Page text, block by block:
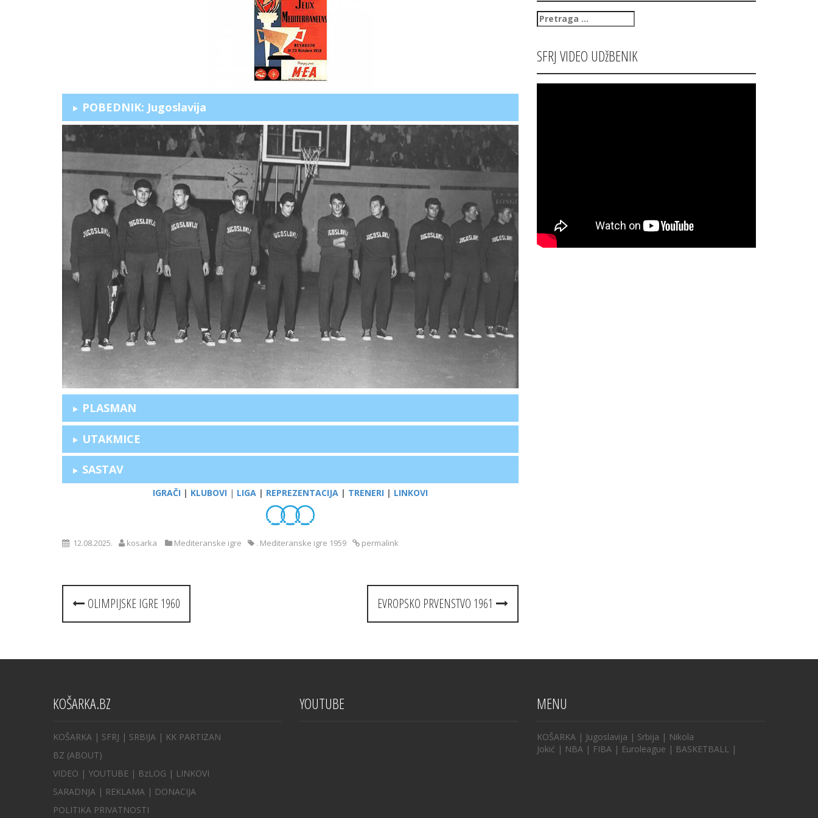
POBEDNIK: Jugoslavija
PLASMAN
UTAKMICE
SASTAV
IGRAČI | KLUBOVI | LIGA | REPREZENTACIJA | TRENERI | LINKOVI
12.08.2025. kosarka Mediteranske igre . Mediteranske igre 1959 permalink
Post
navigation
OLIMPIJSKE IGRE 1960 EVROPSKO PRVENSTVO 1961
Pretraga
za:
SFRJ VIDEO UDžBENIK
KOŠARKA.BZ
KOŠARKA | SFRJ | SRBIJA | KK PARTIZAN
BZ (ABOUT)
VIDEO | YOUTUBE | BzLOG | LINKOVI
SARADNJA | REKLAMA | DONACIJA
POLITIKA PRIVATNOSTI
YOUTUBE MENU
KOŠARKA | Jugoslavija | Srbija | Nikola
Jokić | NBA | FIBA | Euroleague | BASKETBALL |